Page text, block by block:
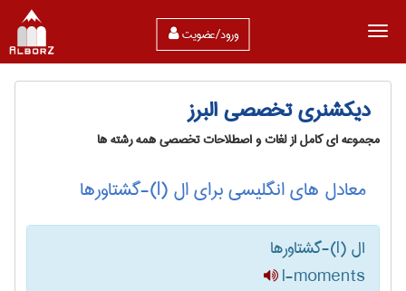
ورود/عضویت
دیکشنری تخصصی البرز
مجموعه ای کامل از لغات و اصطلاحات تخصصی همه رشته ها
معادل های انگلیسی برای ال (l)-گشتاورها
ال (l)-گشتاورها
l-moments